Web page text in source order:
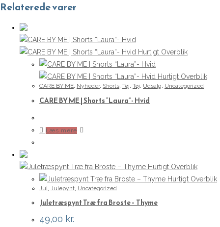
Relaterede varer
Hurtigt Overblik
Hurtigt Overblik
CARE BY ME, Nyheder, Shorts, Tøj, Tøj, Udsalg, Uncategorized
CARE BY ME | Shorts “Laura”- Hvid
Læs mere
Hurtigt Overblik
Hurtigt Overblik
Jul Julepynt Uncategorized
Juletræspynt Træ fra Broste – Thyme
49,00 kr.